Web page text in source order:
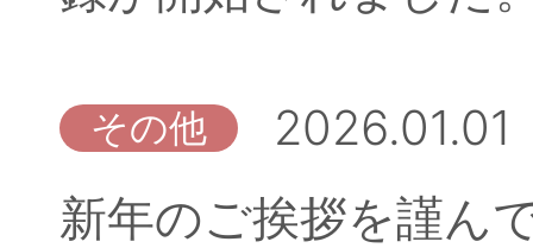
その他
2026.01.01
新年のご挨拶を謹ん